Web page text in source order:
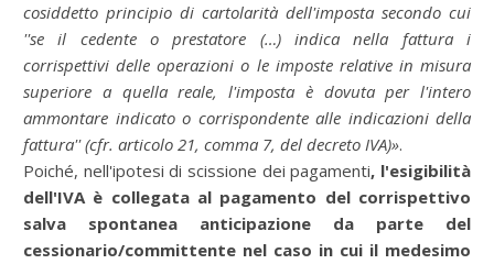
cosiddetto principio di cartolarità dell'imposta secondo cui
''se il cedente o prestatore (…) indica nella fattura i
corrispettivi delle operazioni o le imposte relative in misura
superiore a quella reale, l'imposta è dovuta per l'intero
ammontare indicato o corrispondente alle indicazioni della
fattura'' (cfr. articolo 21, comma 7, del decreto IVA)».
Poiché, nell'ipotesi di scissione dei pagamenti, l'esigibilità
dell'IVA è collegata al pagamento del corrispettivo
salva spontanea anticipazione da parte del
cessionario/committente nel caso in cui il medesimo